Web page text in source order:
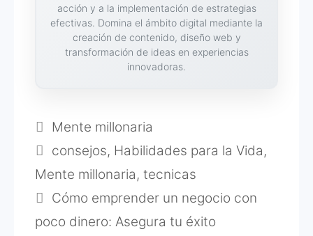
acción y a la implementación de estrategias
efectivas. Domina el ámbito digital mediante la
creación de contenido, diseño web y
transformación de ideas en experiencias
innovadoras.
Categorías
Mente millonaria
Etiquetas
consejos, Habilidades para la Vida,
Mente millonaria, tecnicas
Cómo emprender un negocio con
poco dinero: Asegura tu éxito